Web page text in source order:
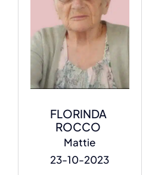
FLORINDA
ROCCO
Mattie
23-10-2023